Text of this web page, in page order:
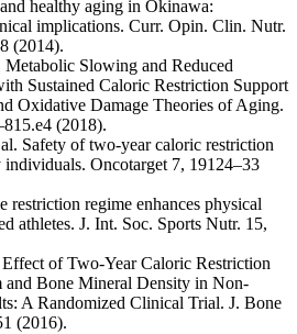
healthy aging in Okinawa:
implications. Curr. Opin. Clin. Nutr.
(2014).
Slowing and Reduced
Sustained Caloric Restriction Support
Oxidative Damage Theories of Aging.
(2018).
Safety of two-year caloric restriction
individuals. Oncotarget 7, 19124–33
restriction regime enhances physical
athletes. J. Int. Soc. Sports Nutr. 15,
of Two-Year Caloric Restriction
and Bone Mineral Density in Non-
A Randomized Clinical Trial. J. Bone
(2016).